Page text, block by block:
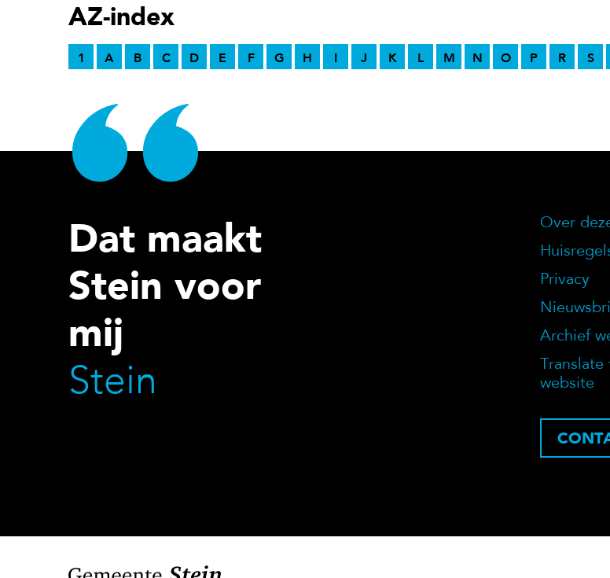
AZ-index
1 A B C D E F G H I J K L M N O P R S
Dat maakt
Stein voor
mij
Stein
Over
Over
Privacy
Archief
Translate
website